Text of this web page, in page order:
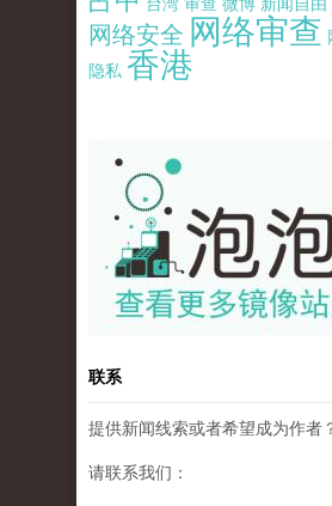
网络安全 网络审查
隐私 香港
pao-pao-banner-mirror-
联系
提供新闻线索或者希望成为作者
请联系我们：